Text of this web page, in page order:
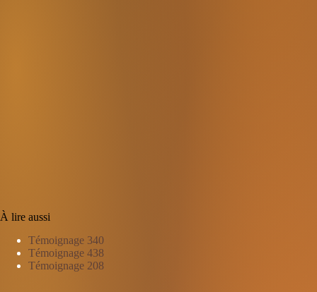
À lire aussi
Témoignage 340
Témoignage 438
Témoignage 208